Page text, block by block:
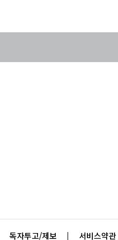
독자투고/제보 | 서비스약관